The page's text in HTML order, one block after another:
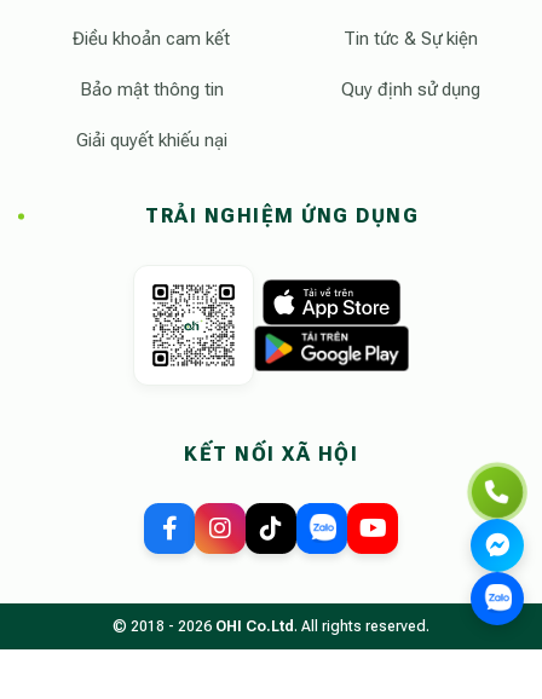
Điều khoản cam kết
Bảo mật thông tin
Giải quyết khiếu nại
Tin tức & Sự kiện
Quy định sử dụng
TRẢI NGHIỆM ỨNG DỤNG
KẾT NỐI XÃ HỘI
© 2018 - 2026 OHI Co.Ltd. All rights reserved.